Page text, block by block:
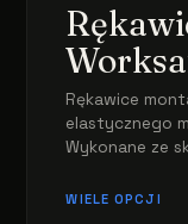
Rękawice
elastycznego
Wykonane ze
WIELE OPCJI